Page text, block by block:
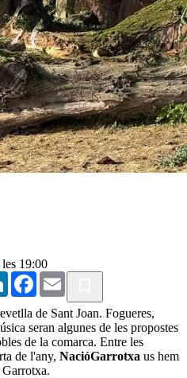
19:00
LinkedInFacebook
Email
de Sant Joan. Fogueres,
seran algunes de les propostes
de la comarca. Entre les
de l'any, NacióGarrotxa us hem
Garrotxa.